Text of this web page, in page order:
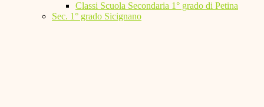
Classi Scuola Secondaria 1° grado di Petina
Sec. 1° grado Sicignano